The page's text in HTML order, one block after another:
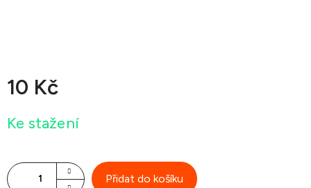
10 Kč
cena:
Ke stažení
Přidat do košíku